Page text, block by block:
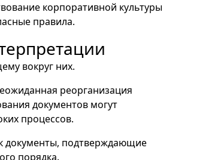
корпоративной культуры
правила.
вокруг них.
реорганизация
документов могут
процессов.
документы, подтверждающие
порядка.